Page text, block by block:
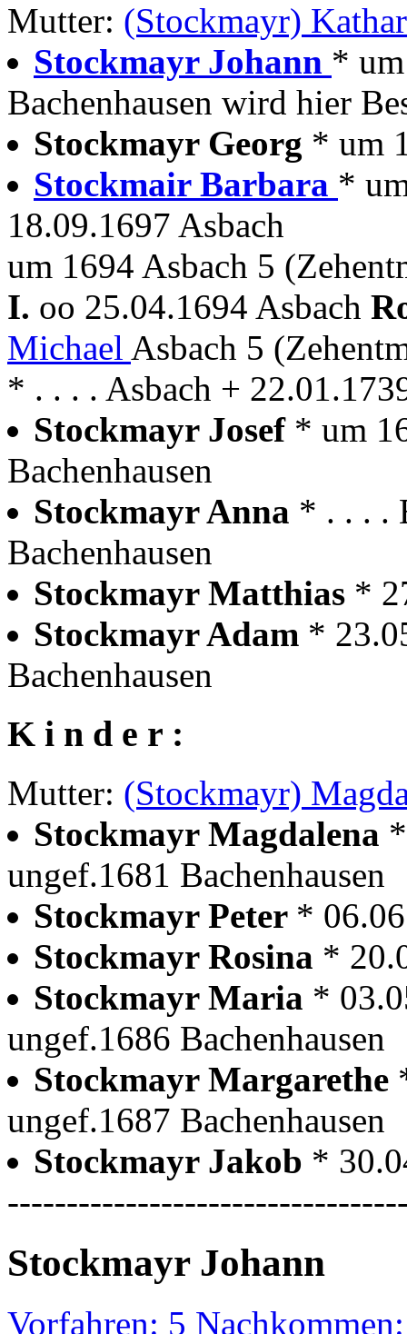
Mutter: (Stockmayr)
Stockmayr Johann *
Bachenhausen wird hier
Stockmayr Georg * um
Stockmair Barbara *
18.09.1697 Asbach
um 1694 Asbach 5
I. oo 25.04.1694 Asbach
Michael Asbach 5
* . . . . Asbach +
Stockmayr Josef * um
Bachenhausen
Stockmayr Anna * . . . .
Bachenhausen
Stockmayr Matthias *
Stockmayr Adam *
Bachenhausen
K i n d e r :
Mutter: (Stockmayr)
Stockmayr Magdalena
ungef.1681 Bachenhausen
Stockmayr Peter *
Stockmayr Rosina *
Stockmayr Maria *
ungef.1686 Bachenhausen
Stockmayr Margarethe
ungef.1687 Bachenhausen
Stockmayr Jakob *
Stockmayr Johann
Vorfahren: 5